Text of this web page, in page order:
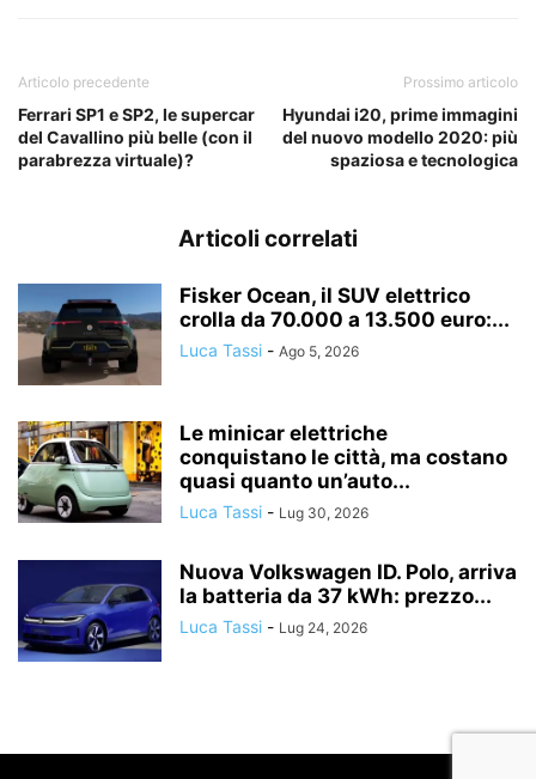
Articolo precedente
Ferrari SP1 e SP2, le supercar
del Cavallino più belle (con il
parabrezza virtuale)?
Prossimo articolo
Hyundai i20, prime immagini
del nuovo modello 2020: più
spaziosa e tecnologica
Articoli correlati
Fisker Ocean, il SUV elettrico
crolla da 70.000 a 13.500 euro:...
Luca Tassi - Ago 5, 2026
Le minicar elettriche
conquistano le città, ma costano
quasi quanto un’auto...
Luca Tassi - Lug 30, 2026
Nuova Volkswagen ID. Polo, arriva
la batteria da 37 kWh: prezzo...
Luca Tassi - Lug 24, 2026